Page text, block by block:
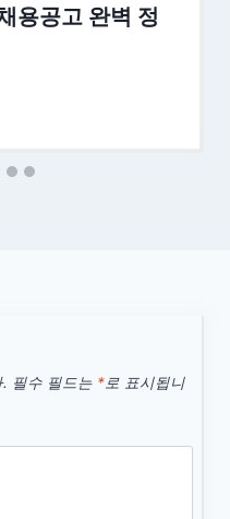
용공고 완벽 정
필수 필드는 *로 표시됩니